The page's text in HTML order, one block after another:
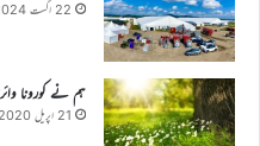
22 اگست 2024ء
ہم نے کورونا
21 اپریل 2020ء